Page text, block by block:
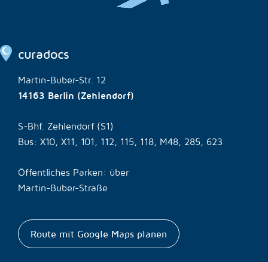
curadocs
Martin-Buber-Str. 12
14163 Berlin (Zehlendorf)
S-Bhf. Zehlendorf (S1)
Bus: X10, X11, 101, 112, 115, 118, M48, 285, 623
Öffentliches Parken: über
Martin-Buber-Straße
Route mit Google Maps planen